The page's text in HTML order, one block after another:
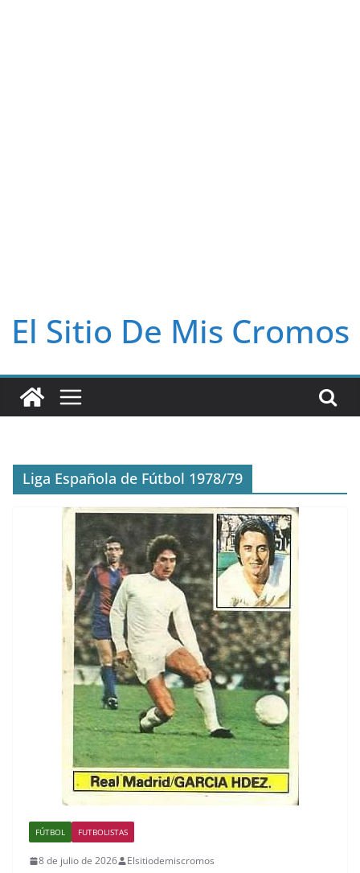
El Sitio De Mis Cromos
Liga Española de Fútbol 1978/79
FÚTBOL FUTBOLISTAS
8 de julio de 2026 Elsitiodemiscromos